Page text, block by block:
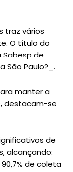
traz vários
O título do
Sabesp de
São Paulo?_.
manter a
destacam-se
de
alcançando:
de coleta